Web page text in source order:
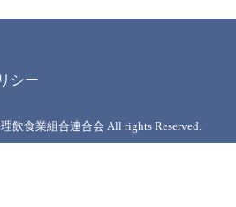
シー
飲食業組合連合会 All rights Reserved.